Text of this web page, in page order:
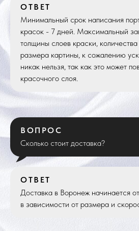
ОТВЕТ
Минимальный срок написания
красок - 7 дней. Максимальный
толщины слоев краски,
размера картины, к сожалению
никак нельзя, так как это может
красочного слоя.
ВОПРОС
Сколько стоит доставка?
ОТВЕТ
Доставка в Воронеж начинается
в зависимости от размера и